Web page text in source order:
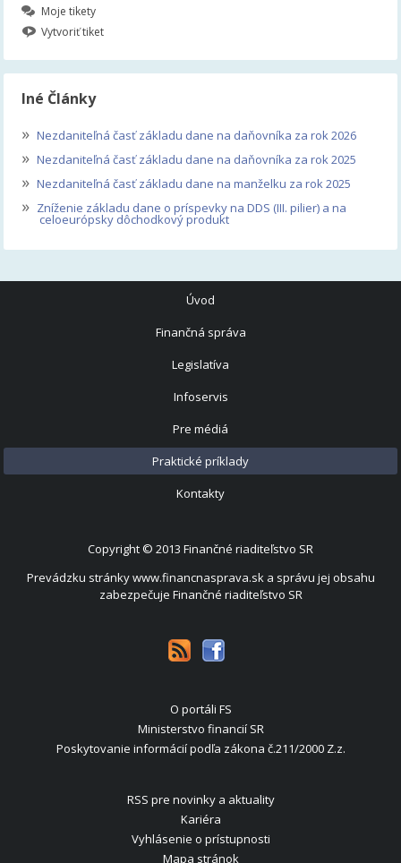
Moje tikety
Vytvoriť tiket
Iné Články
» Nezdaniteľná časť základu dane na daňovníka za rok 2026
» Nezdaniteľná časť základu dane na daňovníka za rok 2025
» Nezdaniteľná časť základu dane na manželku za rok 2025
» Zníženie základu dane o príspevky na DDS (III. pilier) a na
celoeurópsky dôchodkový produkt
Úvod
Finančná správa
Legislatíva
Infoservis
Pre médiá
Praktické príklady
Kontakty
Copyright © 2013 Finančné riaditeľstvo SR
Prevádzku stránky www.financnasprava.sk a správu jej obsahu
zabezpečuje Finančné riaditeľstvo SR
O portáli FS
Ministerstvo financií SR
Poskytovanie informácií podľa zákona č.211/2000 Z.z.
RSS pre novinky a aktuality
Kariéra
Vyhlásenie o prístupnosti
Mapa stránok